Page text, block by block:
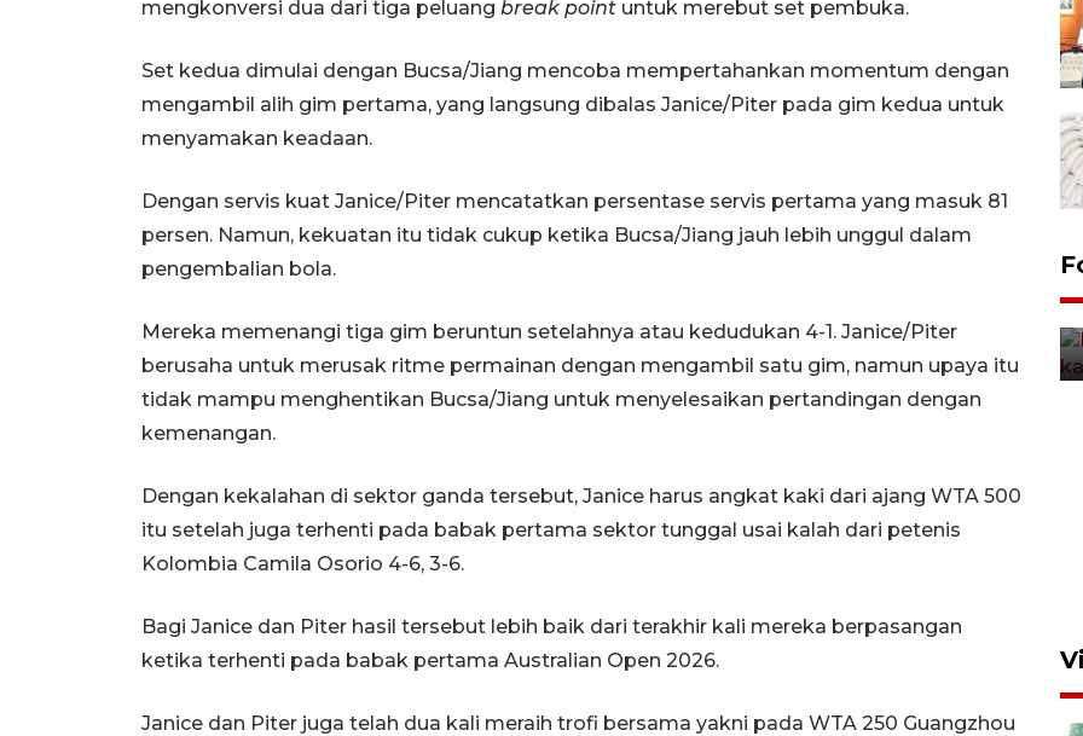
mengkonversi dua dari tiga peluang break point untuk merebut set pembuka.
Set kedua dimulai dengan Bucsa/Jiang mencoba mempertahankan momentum dengan
mengambil alih gim pertama, yang langsung dibalas Janice/Piter pada gim kedua untuk
menyamakan keadaan.
Dengan servis kuat Janice/Piter mencatatkan persentase servis pertama yang masuk 81
persen. Namun, kekuatan itu tidak cukup ketika Bucsa/Jiang jauh lebih unggul dalam
pengembalian bola.
Mereka memenangi tiga gim beruntun setelahnya atau kedudukan 4-1. Janice/Piter
berusaha untuk merusak ritme permainan dengan mengambil satu gim, namun upaya itu
tidak mampu menghentikan Bucsa/Jiang untuk menyelesaikan pertandingan dengan
kemenangan.
Dengan kekalahan di sektor ganda tersebut, Janice harus angkat kaki dari ajang WTA 500
itu setelah juga terhenti pada babak pertama sektor tunggal usai kalah dari petenis
Kolombia Camila Osorio 4-6, 3-6.
Bagi Janice dan Piter hasil tersebut lebih baik dari terakhir kali mereka berpasangan
ketika terhenti pada babak pertama Australian Open 2026.
Janice dan Piter juga telah dua kali meraih trofi bersama yakni pada WTA 250 Guangzhou
5 Agustus 2026 22:18